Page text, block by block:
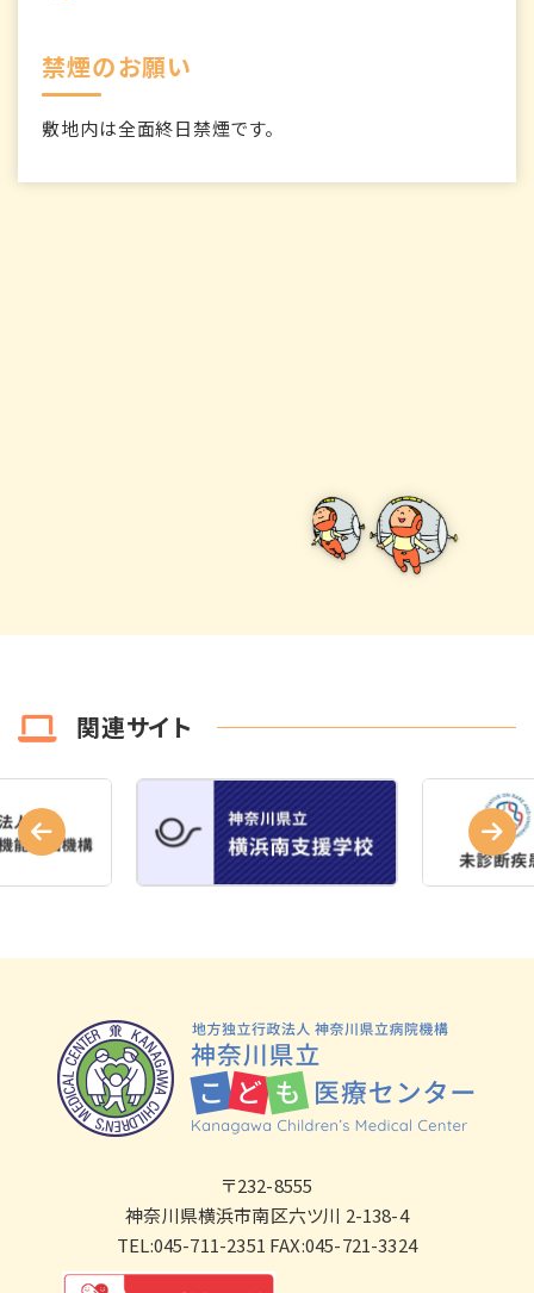
禁煙のお願い
敷地内は全面終日禁煙です。
関連サイト
〒232-8555
神奈川県横浜市南区六ツ川 2-138-4
TEL:045-711-2351 FAX:045-721-3324